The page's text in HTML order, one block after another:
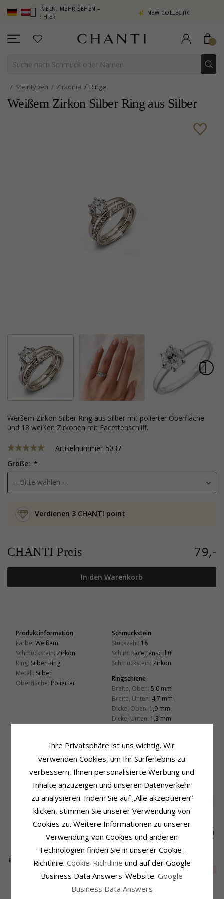
MEHR SEHEN –
SIE HIER
NEW COLLECTION | AURA
Steintypen Zirkonia Ringe
Weißem Zirkon Silber Ring aus Silber
weißem Zirkon Silber Ring aus Silber mit polierter Oberfläche
und 18 weißen Zirkonen mit Facettenschliff.
Artikelnummer 5037
Größe:
Verdienen 3 CHANTI point
CHANTI Preis 79,-
In den Warenkorb
Produktinformation
Farbe: Weißem
Schmuckstein: Zirkon
Ring: Silber Ring
Metall: Silber
Oberfläche: Polierter
Schmuckstein
Stückzahl: 18
Schliff: Facettenschliff
Schmuckstein: Zirkon
Ringschiene
Breite, Oben: 5,0 mm
Breite, Unten: 4,7 mm
Dicke, Oben: 1,9 mm
Dicke, Unten: 1,3 mm
Durchmesser: 6,9 mm
VERWANDTE PRODUKTE
Breit weißem Zirkon
Ring aus Silber
Weißem Zirkon Ring
aus Silber
SALE
Eng weißem Zirkon
Ring aus Silber
EXTRA
Ihre Privatsphäre ist uns wichtig. Wir
verwenden Cookies, um Ihr Surferlebnis zu
verbessern, Ihnen personalisierte Werbung und
Inhalte anzuzeigen und unseren Datenverkehr
zu analysieren. Indem Sie auf „Alle akzeptieren“
klicken, stimmen Sie unserer Verwendung von
Cookies zu. Weitere Informationen zu unserer
Verwendung von Cookies und anderen
Technologien finden Sie in unserer Cookie-
Richtlinie. Cookie-Richtlinie und auf der Google
Business Data Answers-Website. Google
Business Data Answers